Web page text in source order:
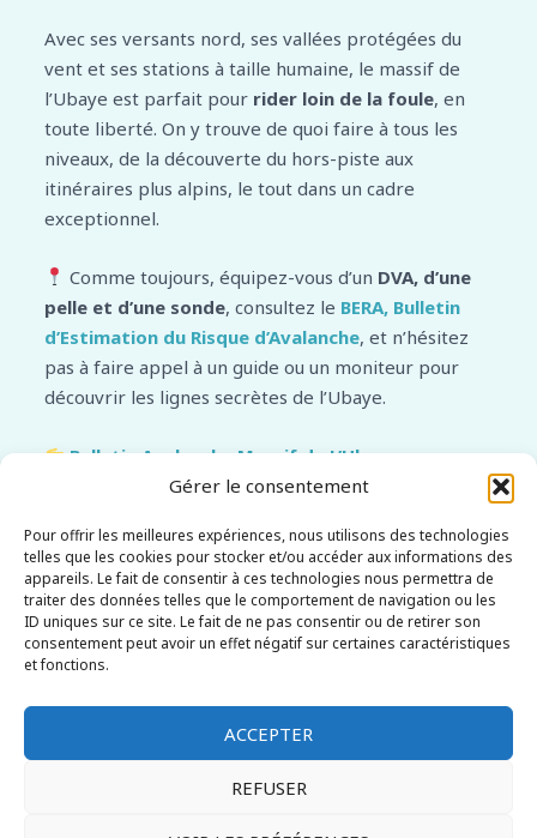
Gérer le consentement
Pour offrir les meilleures expériences, nous utilisons des technologies
telles que les cookies pour stocker et/ou accéder aux informations des
appareils. Le fait de consentir à ces technologies nous permettra de
traiter des données telles que le comportement de navigation ou les
ID uniques sur ce site. Le fait de ne pas consentir ou de retirer son
consentement peut avoir un effet négatif sur certaines caractéristiques
et fonctions.
ACCEPTER
REFUSER
Avec ses versants nord, ses vallées protégées du
vent et ses stations à taille humaine, le massif de
l’Ubaye est parfait pour rider loin de la foule, en
toute liberté. On y trouve de quoi faire à tous les
niveaux, de la découverte du hors-piste aux
itinéraires plus alpins, le tout dans un cadre
exceptionnel.
Comme toujours, équipez-vous d’un DVA, d’une
pelle et d’une sonde, consultez le BERA, Bulletin
d’Estimation du Risque d’Avalanche, et n’hésitez
pas à faire appel à un guide ou un moniteur pour
découvrir les lignes secrètes de l’Ubaye.
Bulletin Avalanche Massif de L’Ubaye :
consultez ici le BERA officiel Météo France.
⛷️Envie d’un freeride nature, lumineux et encore
préservé ? Le massif de l’Ubaye est une
destination à explorer.